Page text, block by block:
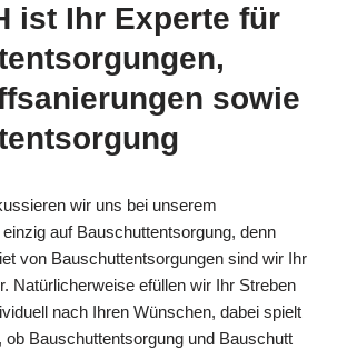
ist Ihr Experte für
sowie
wir uns bei unserem
auf Bauschuttentsorgung, denn
von Bauschuttentsorgungen sind wir Ihr
Natürlicherweise efüllen wir Ihr Streben
nach Ihren Wünschen, dabei spielt
ob Bauschuttentsorgung und Bauschutt